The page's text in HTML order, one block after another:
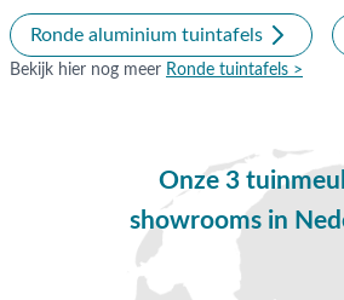
verschillende afmetingen maak je een
ook de mogelijkheid om met
spelen.
1x Velora koffietafel Ø90 cm.
1x Velora koffietafel Ø70 cm.
1x Velora koffietafel Ø45 cm.
Vragen of hulp nodig?
Ronde aluminium tuintafels
Bekijk hier nog meer Ronde tuintafels >
Onze 3
showrooms in